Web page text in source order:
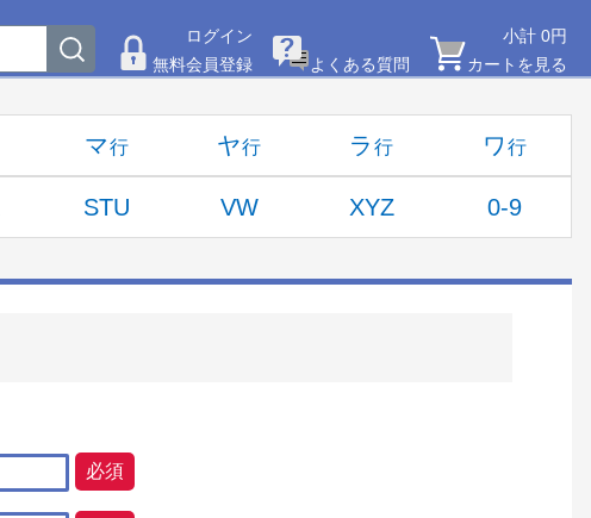
ログイン
無料会員登録
よくある質問
小計 0円
カートを見る
マ ヤ ラ ワ
STU VW XYZ 0-9
必須